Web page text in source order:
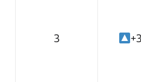
3 +3